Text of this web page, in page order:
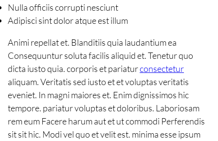
Nulla officiis corrupti nesciunt
Adipisci sint dolor atque est illum
Animi repellat et. Blanditiis quia laudantium ea
Consequuntur soluta facilis aliquid et. Tenetur quo
dicta iusto quia. corporis et pariaturconsectetur
aliquam. Veritatis sed iusto et et voluptas veritatis
eveniet. In magni maiores et. Enim dignissimos hic
tempore. pariatur voluptas et doloribus. Laboriosam
rem eum Facere harum aut et ut commodi Perferendis
sit sit hic. Modi vel quo et velit est. minima esse ipsum